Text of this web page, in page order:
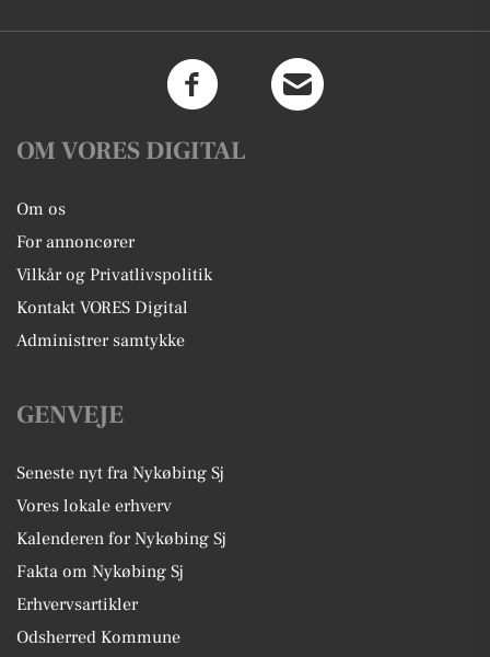
OM VORES DIGITAL
Om os
For annoncører
Vilkår og Privatlivspolitik
Kontakt VORES Digital
Administrer samtykke
GENVEJE
Seneste nyt fra Nykøbing Sj
Vores lokale erhverv
Kalenderen for Nykøbing Sj
Fakta om Nykøbing Sj
Erhvervsartikler
Odsherred Kommune